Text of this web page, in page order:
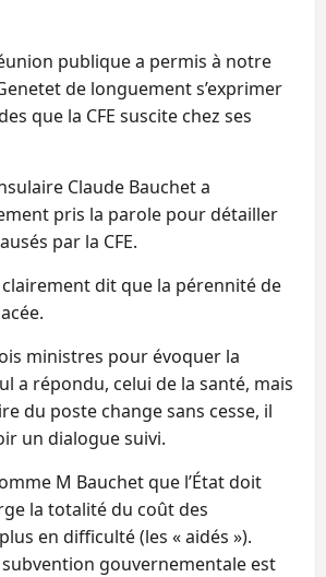
publique a permis à notre
de longuement s’exprimer
que la CFE suscite chez ses
Claude Bauchet a
pris la parole pour détailler
par la CFE.
dit que la pérennité de
ministres pour évoquer la
a répondu, celui de la santé, mais
du poste change sans cesse, il
un dialogue suivi.
M Bauchet que l’État doit
la totalité du coût des
en difficulté (les « aidés »).
gouvernementale est